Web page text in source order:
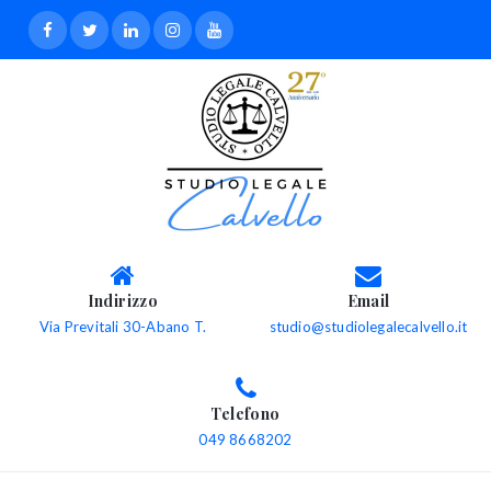
Indirizzo
Via Previtali 30-Abano T.
Email
studio@studiolegalecalvello.it
Telefono
049 8668202